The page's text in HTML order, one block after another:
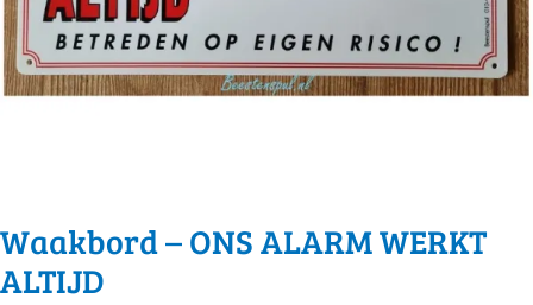
Waakbord – ONS ALARM WERKT
ALTIJD